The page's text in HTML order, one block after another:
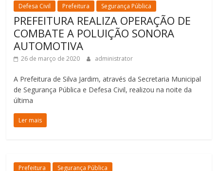
Defesa Civil Prefeitura Segurança Pública
PREFEITURA REALIZA OPERAÇÃO DE
COMBATE A POLUIÇÃO SONORA
AUTOMOTIVA
26 de março de 2020 administrator
A Prefeitura de Silva Jardim, através da Secretaria Municipal
de Segurança Pública e Defesa Civil, realizou na noite da
última
Ler mais
Prefeitura Segurança Pública